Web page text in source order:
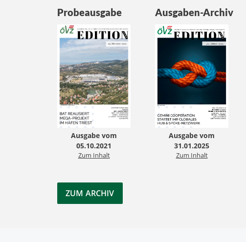
Probeausgabe
Ausgabe vom
05.10.2021
Zum Inhalt
Ausgaben-Archiv
Ausgabe vom
31.01.2025
Zum Inhalt
ZUM ARCHIV